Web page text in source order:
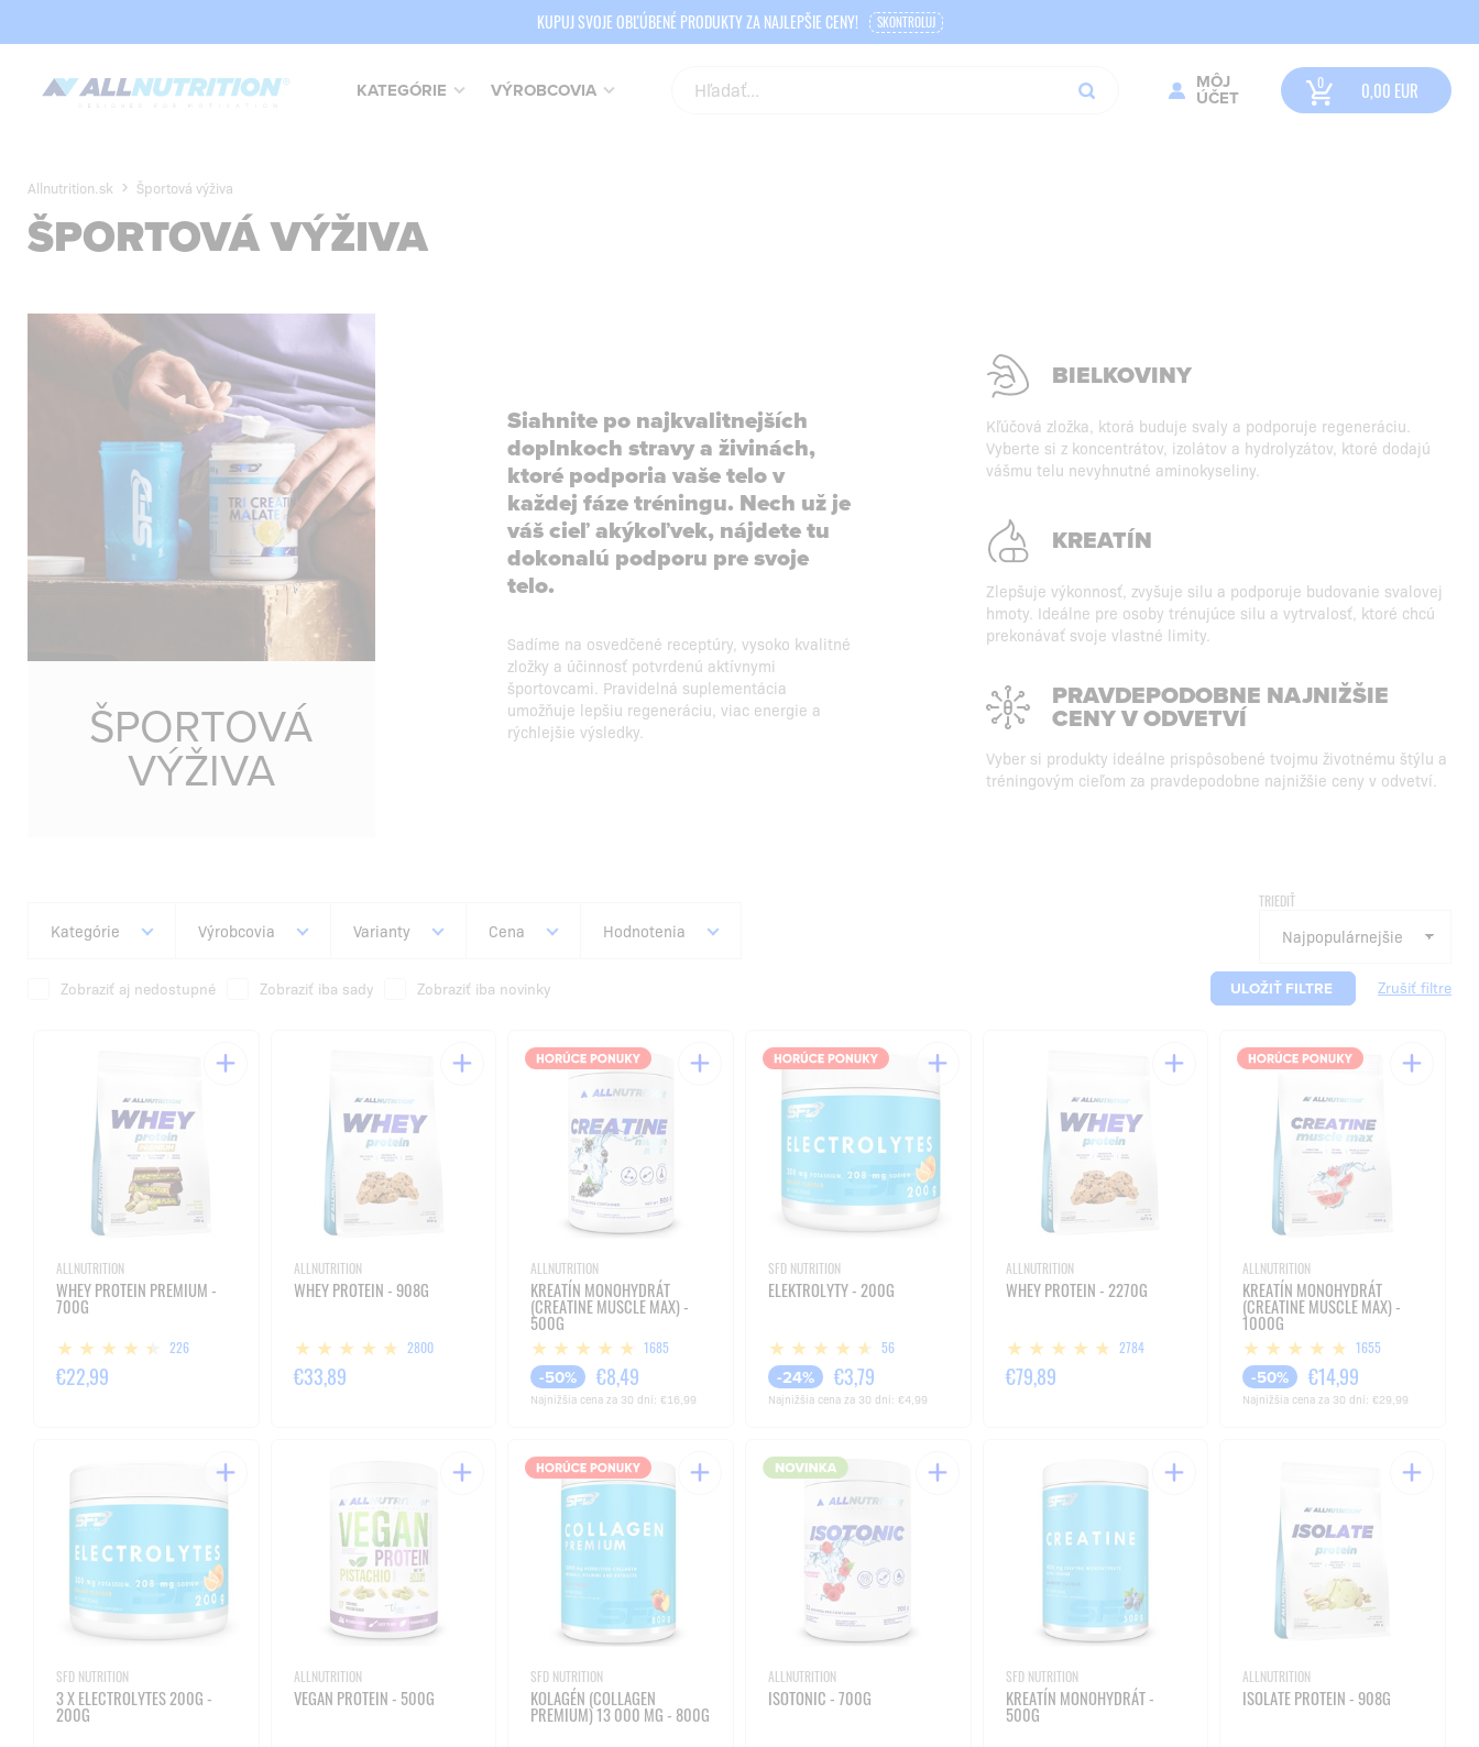
KUPUJ SVOJE OBĽÚBENÉ PRODUKTY ZA NAJLEPŠIE CENY! SKONTROLUJ
KATEGÓRIE VÝROBCOVIA
MÔJ
ÚČET
0,00 EUR
Allnutrition.sk Športová výživa
ŠPORTOVÁ VÝŽIVA
ŠPORTOVÁ
VÝŽIVA
Siahnite po najkvalitnejších
doplnkoch stravy a živinách,
ktoré podporia vaše telo v
každej fáze tréningu. Nech už je
váš cieľ akýkoľvek, nájdete tu
dokonalú podporu pre svoje
telo.
Sadíme na osvedčené receptúry, vysoko kvalitné
zložky a účinnosť potvrdenú aktívnymi
športovcami. Pravidelná suplementácia
umožňuje lepšiu regeneráciu, viac energie a
rýchlejšie výsledky.
BIELKOVINY
Kľúčová zložka, ktorá buduje svaly a podporuje regeneráciu.
Vyberte si z koncentrátov, izolátov a hydrolyzátov, ktoré dodajú
vášmu telu nevyhnutné aminokyseliny.
KREATÍN
Zlepšuje výkonnosť, zvyšuje silu a podporuje budovanie svalovej
hmoty. Ideálne pre osoby trénujúce silu a vytrvalosť, ktoré chcú
prekonávať svoje vlastné limity.
PRAVDEPODOBNE NAJNIŽŠIE
CENY V ODVETVÍ
Vyber si produkty ideálne prispôsobené tvojmu životnému štýlu a
tréningovým cieľom za pravdepodobne najnižšie ceny v odvetví.
TRIEDIŤ
Kategórie Výrobcovia Varianty Cena Hodnotenia
Zobraziť aj nedostupné Zobraziť iba sady Zobraziť iba novinky ULOŽIŤ FILTRE
ALLNUTRITION
WHEY PROTEIN PREMIUM -
700G
226
€22,99
ALLNUTRITION
WHEY PROTEIN - 908G
2800
€33,89
ALLNUTRITION
KREATÍN MONOHYDRÁT
(CREATINE MUSCLE MAX) -
500G
1685
-50% €8,49
Najnižšia cena za 30 dní: €16,99
SFD NUTRITION
ELEKTROLYTY - 200G
56
-24% €3,79
Najnižšia cena za 30 dní: €4,99
ALLNUTRITION
WHEY PROTEIN - 2270G
2784
€79,89
ALLNUTRITION
KREATÍN MONOHYDRÁT
(CREATINE MUSCLE MAX) -
1000G
1655
-50% €14,99
Najnižšia cena za 30 dní: €29,99
SFD NUTRITION
3 X ELECTROLYTES 200G -
200G
ALLNUTRITION
VEGAN PROTEIN - 500G
SFD NUTRITION
KOLAGÉN (COLLAGEN
PREMIUM) 13 000 MG - 800G
ALLNUTRITION
ISOTONIC - 700G
SFD NUTRITION
KREATÍN MONOHYDRÁT -
500G
ALLNUTRITION
ISOLATE PROTEIN - 908G